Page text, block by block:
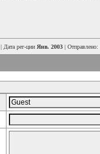
| Дата рег-ции Янв. 2003 | Отправлено: